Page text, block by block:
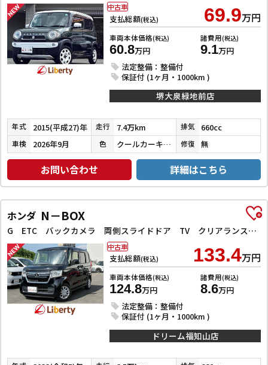
支払総額(税込) 69.9万円
車両本体価格(税込)
60.8万円
諸費用(税込)
9.1万円
法定整備：整備付
保証付 (1ヶ月・1000km )
中古車
堺大泉緑地前店
年式 2015(平成27)年 走行 7.4万km 排気 660cc
車検 2026年9月 色 クールカーキパールメタリック／ホワイト 修復 無
お問い合わせ 詳細はこちら
ホンダ N－BOX
G ETC バックカメラ 両側スライドドア TV クリアランスソナー オートクルーズコントロール レーンアシスト 衝突被害軽減システム オートライト LEDヘッドランプ スマートキー
支払総額(税込) 133.4万円
車両本体価格(税込)
124.8万円
諸費用(税込)
8.6万円
法定整備：整備付
保証付 (1ヶ月・1000km )
中古車
ドリーム福知山店